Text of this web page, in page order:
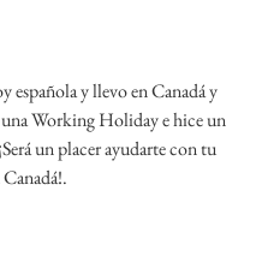
española y llevo en Canadá y
Working Holiday e hice un
un placer ayudarte con tu